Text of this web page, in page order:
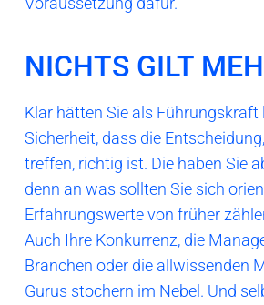
NICHTS GILT
Klar hätten Sie als Führungskraft
Sicherheit, dass die
treffen, richtig ist. Die haben Sie
denn an was sollten Sie sich
Erfahrungswerte von früher
Auch Ihre Konkurrenz, die
Branchen oder die allwissenden
Gurus stochern im Nebel. Und